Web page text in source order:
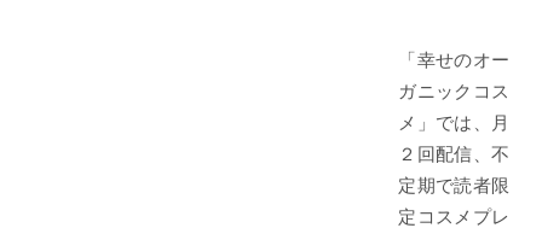
「幸せのオー
ガニックコス
メ」では、月
２回配信、不
定期で読者限
定コスメプレ